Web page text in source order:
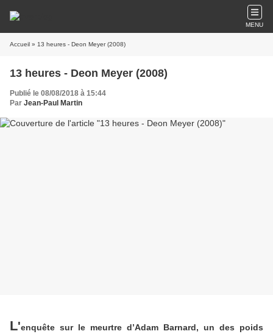
MENU
Accueil » 13 heures - Deon Meyer (2008)
13 heures - Deon Meyer (2008)
Publié le 08/08/2018 à 15:44
Par Jean-Paul Martin
L'enquête sur le meurtre d’Adam Barnard, un des poids